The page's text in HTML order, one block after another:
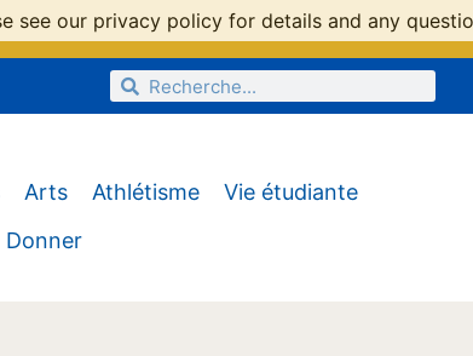
Arts Athlétisme
Vie étudiante
Donner
see our privacy policy for details and any